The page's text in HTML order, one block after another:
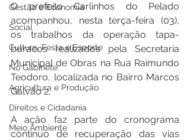
Gestão e Economia
Social
Cultura, Festa e Esporte
No Gabinete
Agricultura e Produção
Direitos e Cidadania
Meio Ambiente
O prefeito Carlinhos do Pelado
acompanhou, nesta terça-feira (03),
os trabalhos da operação tapa-
buracos realizados pela Secretaria
Municipal de Obras na Rua Raimundo
Teodoro, localizada no Bairro Marcos
Galvão 2.
A ação faz parte do cronograma
contínuo de recuperação das vias